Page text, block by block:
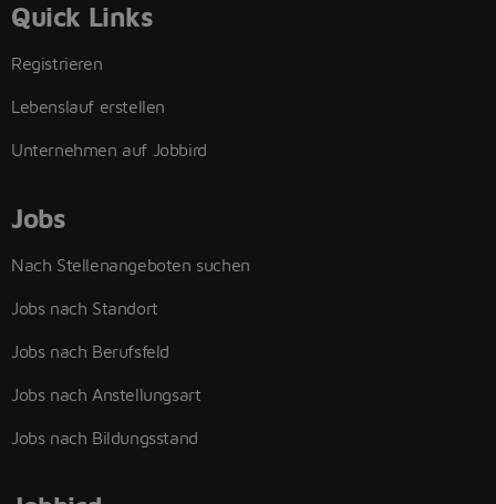
Quick Links
Registrieren
Lebenslauf erstellen
Unternehmen auf Jobbird
Jobs
Nach Stellenangeboten suchen
Jobs nach Standort
Jobs nach Berufsfeld
Jobs nach Anstellungsart
Jobs nach Bildungsstand